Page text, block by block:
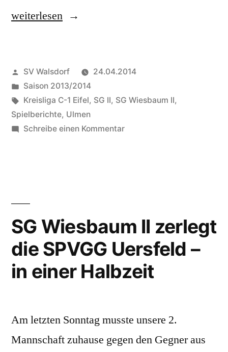
„UPDATE:
II
bleibt
souverän“
weiterlesen
Veröffentlicht
von
SV Walsdorf
24.04.2014
Veröffentlicht
in
Saison 2013/2014
Schlagwörter:
Kreisliga C-1 Eifel, SG II, SG Wiesbaum II,
Spielberichte, Ulmen
Schreibe einen Kommentarzu
SG Wiesbaum II zerlegt
die SPVGG Uersfeld –
in einer Halbzeit
Am letzten Sonntag musste unsere 2.
Mannschaft zuhause gegen den Gegner aus